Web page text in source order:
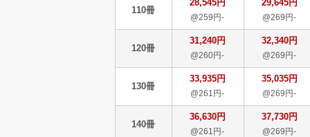
110冊
28,545円
@259円-
29,645円
@269円-
120冊
31,240円
@260円-
32,340円
@269円-
130冊
33,935円
@261円-
35,035円
@269円-
140冊
36,630円
@261円-
37,730円
@269円-